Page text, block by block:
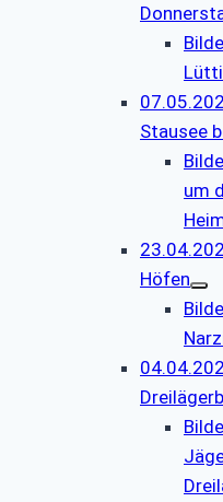
Stausee
um
Höfen